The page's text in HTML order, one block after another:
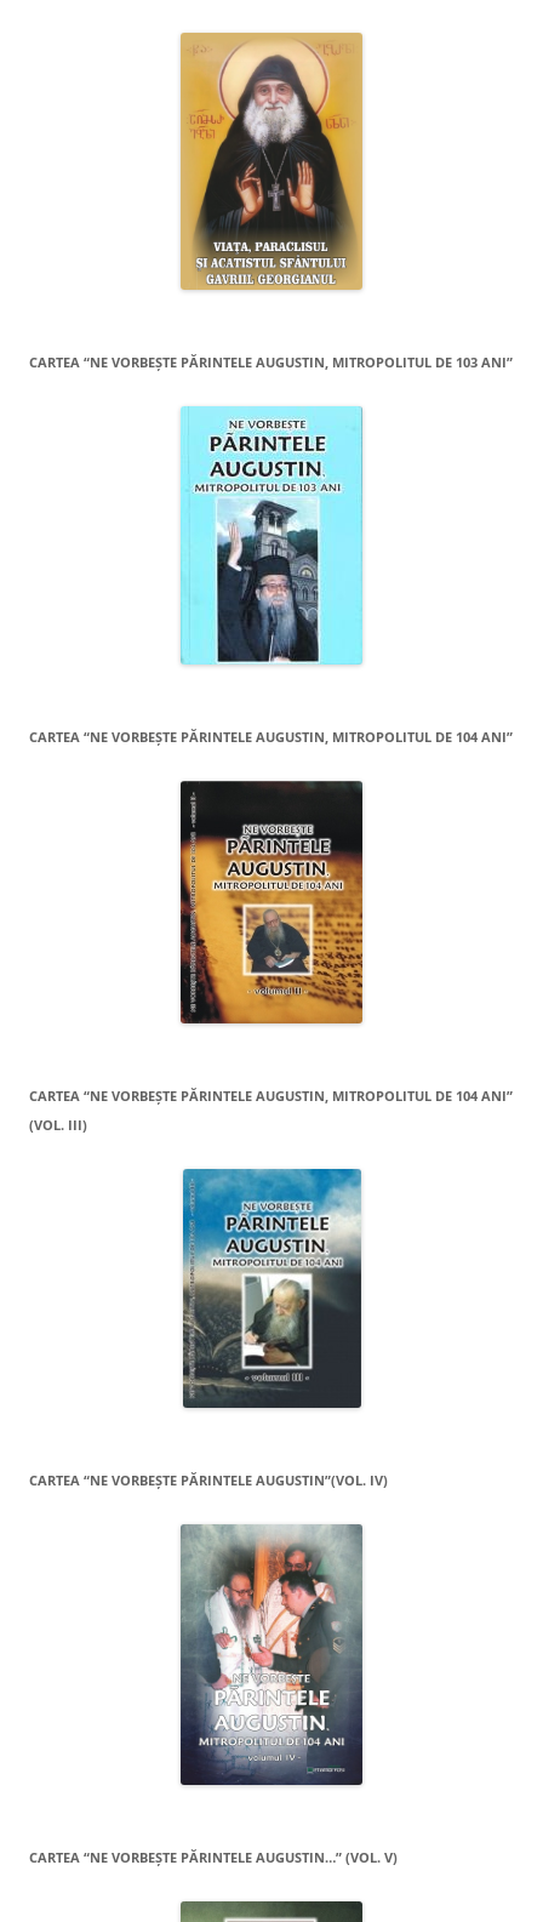
CARTEA “NE VORBEŞTE PĂRINTELE AUGUSTIN, MITROPOLITUL DE 103 ANI”
CARTEA “NE VORBEŞTE PĂRINTELE AUGUSTIN, MITROPOLITUL DE 104 ANI”
CARTEA “NE VORBEŞTE PĂRINTELE AUGUSTIN, MITROPOLITUL DE 104 ANI”
(VOL. III)
CARTEA “NE VORBEŞTE PĂRINTELE AUGUSTIN”(VOL. IV)
CARTEA “NE VORBEŞTE PĂRINTELE AUGUSTIN…” (VOL. V)